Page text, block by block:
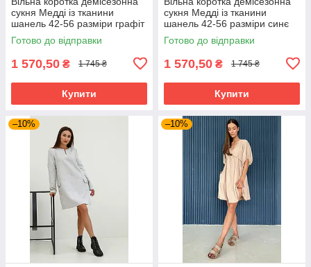
сукня Медді із тканини
шанель 42-56 разміри графіт
Готово до відправки
1 570,50 ₴ 1 745 ₴
Купити
сукня Медді із тканини
шанель 42-56 разміри синє
Готово до відправки
1 570,50 ₴ 1 745 ₴
Купити
–10% –10%